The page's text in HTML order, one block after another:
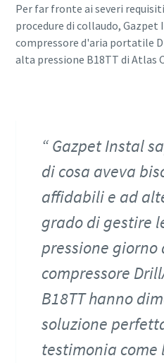
Per far fronte ai severi
procedure di collaudo,
compressore d'aria portatile
alta pressione B18TT di Atlas
Gazpet Instal
di cosa aveva
affidabili e ad
grado di gestire
pressione giorno
compressore
B18TT hanno
soluzione
testimonia come